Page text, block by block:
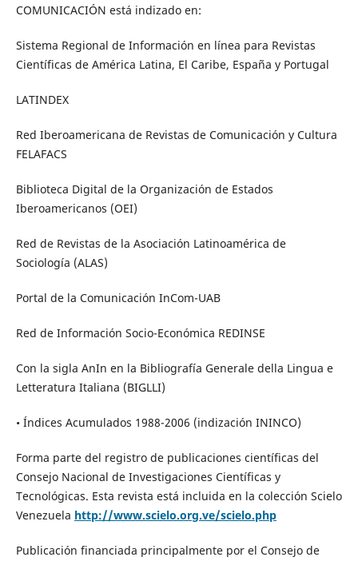
COMUNICACIÓN está indizado en:
Sistema Regional de Información en línea para Revistas
Científicas de América Latina, El Caribe, España y Portugal
LATINDEX
Red Iberoamericana de Revistas de Comunicación y Cultura
FELAFACS
Biblioteca Digital de la Organización de Estados
Iberoamericanos (OEI)
Red de Revistas de la Asociación Latinoamérica de
Sociología (ALAS)
Portal de la Comunicación InCom-UAB
Red de Información Socio-Económica REDINSE
Con la sigla AnIn en la Bibliografía Generale della Lingua e
Letteratura Italiana (BIGLLI)
• Índices Acumulados 1988-2006 (indización ININCO)
Forma parte del registro de publicaciones científicas del
Consejo Nacional de Investigaciones Científicas y
Tecnológicas. Esta revista está incluida en la colección Scielo
Venezuela http://www.scielo.org.ve/scielo.php
Publicación financiada principalmente por el Consejo de